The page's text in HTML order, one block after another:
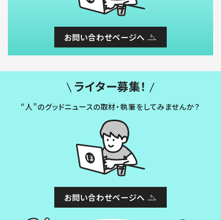
お問い合わせページへ
ライター募集！
“人”のグッドニュースの取材・執筆をしてみませんか？
お問い合わせページへ